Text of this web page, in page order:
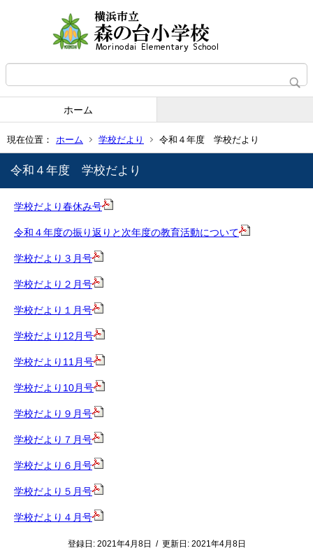
ホーム
現在位置： ホーム 学校だより 令和４年度 学校だより
令和４年度 学校だより
学校だより春休み号
令和４年度の振り返りと次年度の教育活動について
学校だより３月号
学校だより２月号
学校だより１月号
学校だより12月号
学校だより11月号
学校だより10月号
学校だより９月号
学校だより７月号
学校だより６月号
学校だより５月号
学校だより４月号
登録日: 2021年4月8日 / 更新日: 2021年4月8日